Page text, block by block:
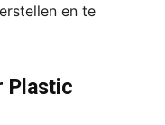
en te
Plastic